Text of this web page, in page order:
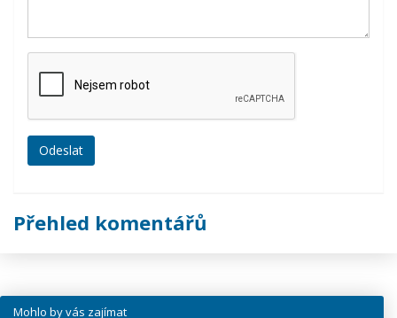
Přehled komentářů
Mohlo by vás zajímat